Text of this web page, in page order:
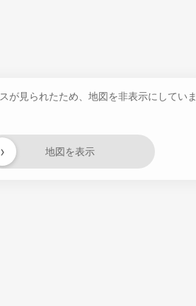
が見られたため、地図を非表示にしていま
地図を表示
›